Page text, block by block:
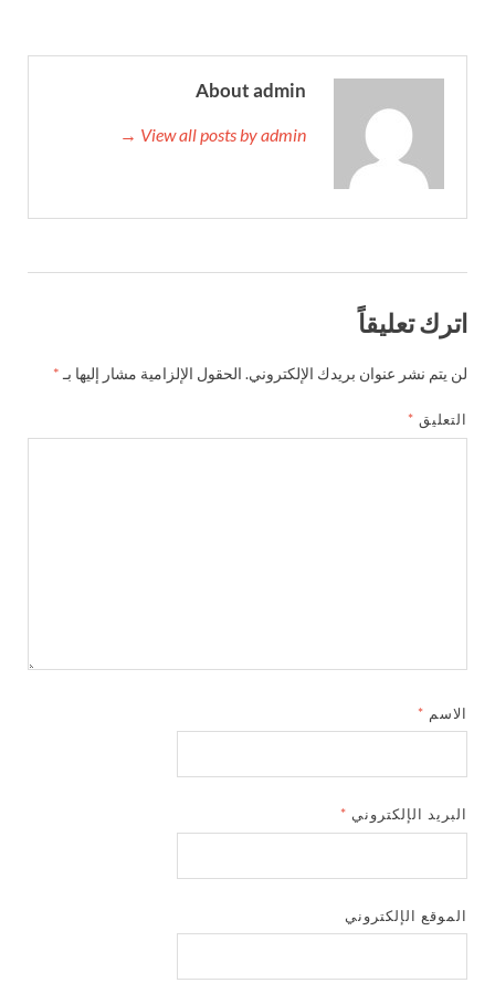
About admin
View all posts by admin →
اترك تعليقاً
لن يتم نشر عنوان بريدك الإلكتروني. الحقول الإلزامية مشار إليها بـ *
التعليق *
الاسم *
البريد الإلكتروني *
الموقع الإلكتروني